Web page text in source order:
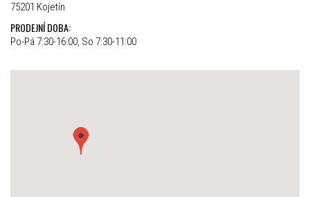
75201 Kojetín
PRODEJNÍ DOBA:
Po-Pá 7:30-16:00, So 7:30-11:00